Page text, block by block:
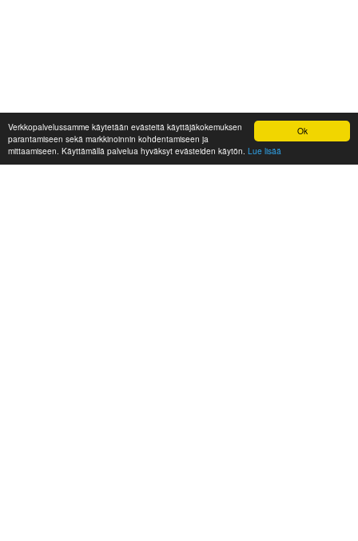
Ok
Verkkopalvelussamme käytetään evästeitä käyttäjäkokemuksen
parantamiseen sekä markkinoinnin kohdentamiseen ja
mittaamiseen. Käyttämällä palvelua hyväksyt evästeiden käytön. Lue lisää